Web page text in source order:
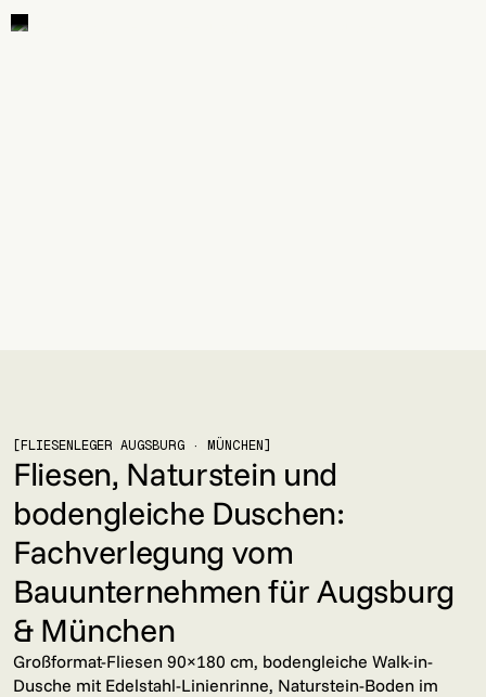
[FLIESENLEGER AUGSBURG · MÜNCHEN]
Fliesen, Naturstein und
bodengleiche Duschen:
Fachverlegung vom
Bauunternehmen für Augsburg
& München
Großformat-Fliesen 90×180 cm, bodengleiche Walk-in-
Dusche mit Edelstahl-Linienrinne, Naturstein-Boden im